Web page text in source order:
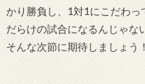
かり勝負し、1対1にこだわ
だらけの試合になるんじゃな
そんな次節に期待しましょう